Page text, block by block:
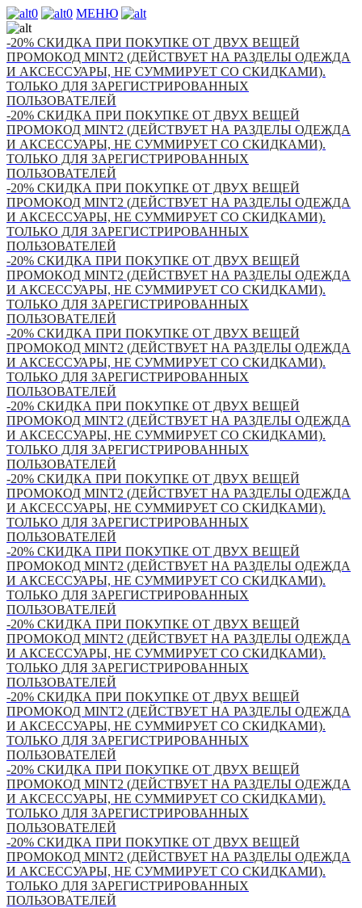
0 0 МЕНЮ
-20% СКИДКА ПРИ ПОКУПКЕ ОТ ДВУХ ВЕЩЕЙ
ПРОМОКОД MINT2 (ДЕЙСТВУЕТ НА РАЗДЕЛЫ ОДЕЖДА
И АКСЕССУАРЫ, НЕ СУММИРУЕТ СО СКИДКАМИ).
ТОЛЬКО ДЛЯ ЗАРЕГИСТРИРОВАННЫХ
ПОЛЬЗОВАТЕЛЕЙ
-20% СКИДКА ПРИ ПОКУПКЕ ОТ ДВУХ ВЕЩЕЙ
ПРОМОКОД MINT2 (ДЕЙСТВУЕТ НА РАЗДЕЛЫ ОДЕЖДА
И АКСЕССУАРЫ, НЕ СУММИРУЕТ СО СКИДКАМИ).
ТОЛЬКО ДЛЯ ЗАРЕГИСТРИРОВАННЫХ
ПОЛЬЗОВАТЕЛЕЙ
-20% СКИДКА ПРИ ПОКУПКЕ ОТ ДВУХ ВЕЩЕЙ
ПРОМОКОД MINT2 (ДЕЙСТВУЕТ НА РАЗДЕЛЫ ОДЕЖДА
И АКСЕССУАРЫ, НЕ СУММИРУЕТ СО СКИДКАМИ).
ТОЛЬКО ДЛЯ ЗАРЕГИСТРИРОВАННЫХ
ПОЛЬЗОВАТЕЛЕЙ
-20% СКИДКА ПРИ ПОКУПКЕ ОТ ДВУХ ВЕЩЕЙ
ПРОМОКОД MINT2 (ДЕЙСТВУЕТ НА РАЗДЕЛЫ ОДЕЖДА
И АКСЕССУАРЫ, НЕ СУММИРУЕТ СО СКИДКАМИ).
ТОЛЬКО ДЛЯ ЗАРЕГИСТРИРОВАННЫХ
ПОЛЬЗОВАТЕЛЕЙ
-20% СКИДКА ПРИ ПОКУПКЕ ОТ ДВУХ ВЕЩЕЙ
ПРОМОКОД MINT2 (ДЕЙСТВУЕТ НА РАЗДЕЛЫ ОДЕЖДА
И АКСЕССУАРЫ, НЕ СУММИРУЕТ СО СКИДКАМИ).
ТОЛЬКО ДЛЯ ЗАРЕГИСТРИРОВАННЫХ
ПОЛЬЗОВАТЕЛЕЙ
-20% СКИДКА ПРИ ПОКУПКЕ ОТ ДВУХ ВЕЩЕЙ
ПРОМОКОД MINT2 (ДЕЙСТВУЕТ НА РАЗДЕЛЫ ОДЕЖДА
И АКСЕССУАРЫ, НЕ СУММИРУЕТ СО СКИДКАМИ).
ТОЛЬКО ДЛЯ ЗАРЕГИСТРИРОВАННЫХ
ПОЛЬЗОВАТЕЛЕЙ
-20% СКИДКА ПРИ ПОКУПКЕ ОТ ДВУХ ВЕЩЕЙ
ПРОМОКОД MINT2 (ДЕЙСТВУЕТ НА РАЗДЕЛЫ ОДЕЖДА
И АКСЕССУАРЫ, НЕ СУММИРУЕТ СО СКИДКАМИ).
ТОЛЬКО ДЛЯ ЗАРЕГИСТРИРОВАННЫХ
ПОЛЬЗОВАТЕЛЕЙ
-20% СКИДКА ПРИ ПОКУПКЕ ОТ ДВУХ ВЕЩЕЙ
ПРОМОКОД MINT2 (ДЕЙСТВУЕТ НА РАЗДЕЛЫ ОДЕЖДА
И АКСЕССУАРЫ, НЕ СУММИРУЕТ СО СКИДКАМИ).
ТОЛЬКО ДЛЯ ЗАРЕГИСТРИРОВАННЫХ
ПОЛЬЗОВАТЕЛЕЙ
-20% СКИДКА ПРИ ПОКУПКЕ ОТ ДВУХ ВЕЩЕЙ
ПРОМОКОД MINT2 (ДЕЙСТВУЕТ НА РАЗДЕЛЫ ОДЕЖДА
И АКСЕССУАРЫ, НЕ СУММИРУЕТ СО СКИДКАМИ).
ТОЛЬКО ДЛЯ ЗАРЕГИСТРИРОВАННЫХ
ПОЛЬЗОВАТЕЛЕЙ
-20% СКИДКА ПРИ ПОКУПКЕ ОТ ДВУХ ВЕЩЕЙ
ПРОМОКОД MINT2 (ДЕЙСТВУЕТ НА РАЗДЕЛЫ ОДЕЖДА
И АКСЕССУАРЫ, НЕ СУММИРУЕТ СО СКИДКАМИ).
ТОЛЬКО ДЛЯ ЗАРЕГИСТРИРОВАННЫХ
ПОЛЬЗОВАТЕЛЕЙ
-20% СКИДКА ПРИ ПОКУПКЕ ОТ ДВУХ ВЕЩЕЙ
ПРОМОКОД MINT2 (ДЕЙСТВУЕТ НА РАЗДЕЛЫ ОДЕЖДА
И АКСЕССУАРЫ, НЕ СУММИРУЕТ СО СКИДКАМИ).
ТОЛЬКО ДЛЯ ЗАРЕГИСТРИРОВАННЫХ
ПОЛЬЗОВАТЕЛЕЙ
-20% СКИДКА ПРИ ПОКУПКЕ ОТ ДВУХ ВЕЩЕЙ
ПРОМОКОД MINT2 (ДЕЙСТВУЕТ НА РАЗДЕЛЫ ОДЕЖДА
И АКСЕССУАРЫ, НЕ СУММИРУЕТ СО СКИДКАМИ).
ТОЛЬКО ДЛЯ ЗАРЕГИСТРИРОВАННЫХ
ПОЛЬЗОВАТЕЛЕЙ